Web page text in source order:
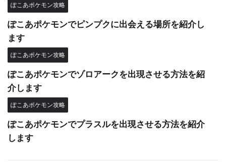
ぽこあポケモン攻略
ぽこあポケモンでピンプクに出会える場所を紹介し
ます
ぽこあポケモン攻略
ぽこあポケモンでゾロアークを出現させる方法を紹
介します
ぽこあポケモン攻略
ぽこあポケモンでプラスルを出現させる方法を紹介
します